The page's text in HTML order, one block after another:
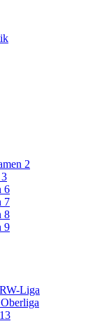
2
6
7
8
9
Liga